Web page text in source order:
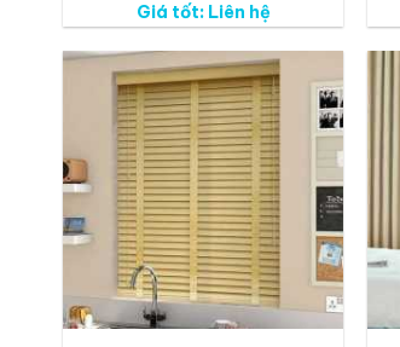
Giá tốt: Liên hệ